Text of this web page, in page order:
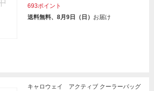
693ポイント
送料無料、8月9日（日） お届け
キャロウェイ アクティブ クーラーバッグ